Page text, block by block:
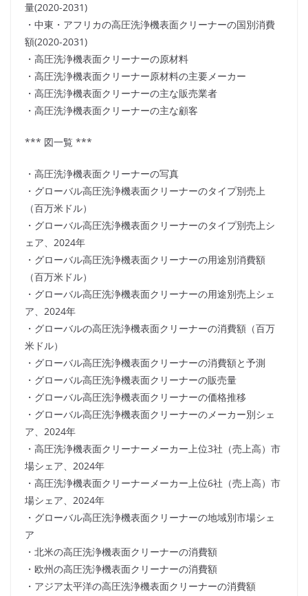
量(2020-2031)
・中東・アフリカの高圧洗浄機表面クリーナーの国別消費
額(2020-2031)
・高圧洗浄機表面クリーナーの原材料
・高圧洗浄機表面クリーナー原材料の主要メーカー
・高圧洗浄機表面クリーナーの主な販売業者
・高圧洗浄機表面クリーナーの主な顧客
*** 図一覧 ***
・高圧洗浄機表面クリーナーの写真
・グローバル高圧洗浄機表面クリーナーのタイプ別売上
（百万米ドル）
・グローバル高圧洗浄機表面クリーナーのタイプ別売上シ
ェア、2024年
・グローバル高圧洗浄機表面クリーナーの用途別消費額
（百万米ドル）
・グローバル高圧洗浄機表面クリーナーの用途別売上シェ
ア、2024年
・グローバルの高圧洗浄機表面クリーナーの消費額（百万
米ドル）
・グローバル高圧洗浄機表面クリーナーの消費額と予測
・グローバル高圧洗浄機表面クリーナーの販売量
・グローバル高圧洗浄機表面クリーナーの価格推移
・グローバル高圧洗浄機表面クリーナーのメーカー別シェ
ア、2024年
・高圧洗浄機表面クリーナーメーカー上位3社（売上高）市
場シェア、2024年
・高圧洗浄機表面クリーナーメーカー上位6社（売上高）市
場シェア、2024年
・グローバル高圧洗浄機表面クリーナーの地域別市場シェ
ア
・北米の高圧洗浄機表面クリーナーの消費額
・欧州の高圧洗浄機表面クリーナーの消費額
・アジア太平洋の高圧洗浄機表面クリーナーの消費額